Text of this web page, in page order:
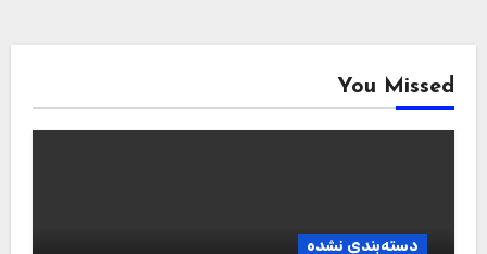
You Missed
دسته‌بندی نشده